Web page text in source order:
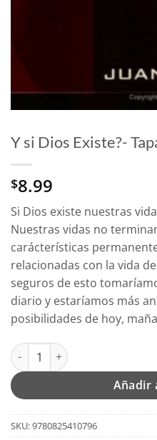
Y si Dios Existe?-
$8.99
Si Dios existe nuestras
Nuestras vidas no
carácterísticas
relacionadas con la vida
seguros de esto
diario y estaríamos más
posibilidades de hoy,
Y si Dios Existe?- Tapa Blanda
Añadir
SKU:9780825410796